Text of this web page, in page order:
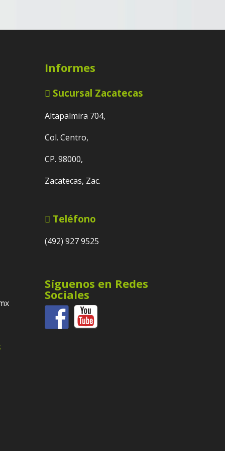
Informes
Sucursal Zacatecas
Altapalmira 704,
Col. Centro,
CP. 98000,
Zacatecas, Zac.
Teléfono
(492) 927 9525
Síguenos en Redes
Sociales